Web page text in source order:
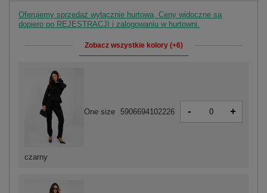
Oferujemy sprzedaż wyłącznie hurtową. Ceny widoczne są
dopiero po REJESTRACJI i zalogowaniu w hurtowni.
Zobacz wszystkie kolory (+6)
czarny
One size 5906694102226 - +